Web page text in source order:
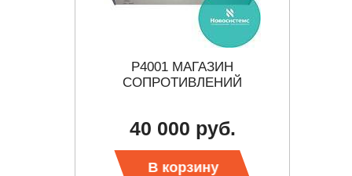
Р4001 МАГАЗИН
СОПРОТИВЛЕНИЙ
40 000 руб.
В корзину